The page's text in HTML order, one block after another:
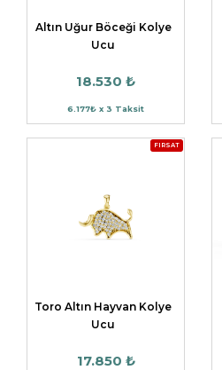
Altın Uğur Böceği Kolye
Ucu
18.530 ₺
6.177₺ x 3 Taksit
FIRSAT
Toro Altın Hayvan Kolye
Ucu
17.850 ₺